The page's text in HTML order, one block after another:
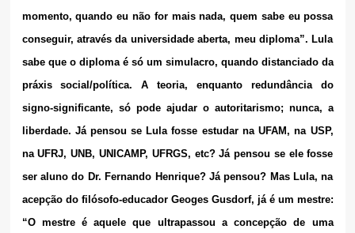
momento, quando eu não for mais nada, quem sabe eu possa
conseguir, através da universidade aberta, meu diploma”. Lula
sabe que o diploma é só um simulacro, quando distanciado da
práxis social/política. A teoria, enquanto redundância do
signo-significante, só pode ajudar o autoritarismo; nunca, a
liberdade. Já pensou se Lula fosse estudar na UFAM, na USP,
na UFRJ, UNB, UNICAMP, UFRGS, etc? Já pensou se ele fosse
ser aluno do Dr. Fernando Henrique? Já pensou? Mas Lula, na
acepção do filósofo-educador Geoges Gusdorf, já é um mestre:
“O mestre é aquele que ultrapassou a concepção de uma